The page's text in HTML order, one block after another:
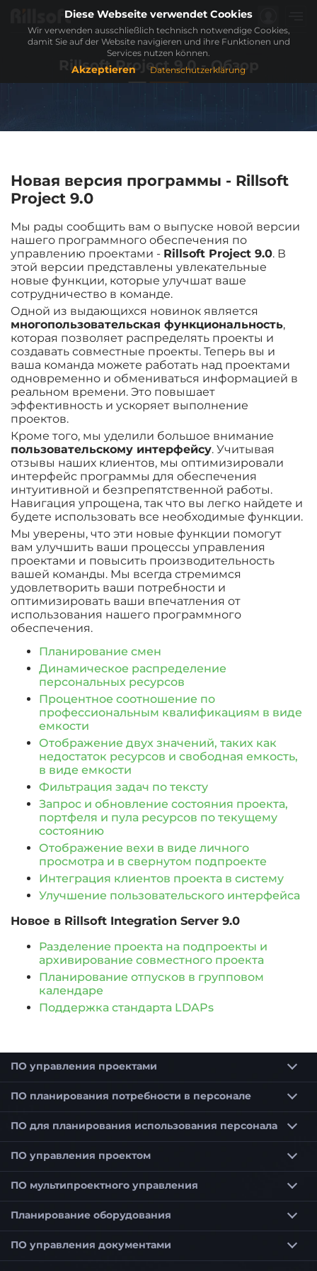
Rillsoft Project 9.0 - Обзор
Новая версия программы - Rillsoft
Project 9.0
Мы рады сообщить вам о выпуске новой версии
нашего программного обеспечения по
управлению проектами - Rillsoft Project 9.0. В
этой версии представлены увлекательные
новые функции, которые улучшат ваше
сотрудничество в команде.
Одной из выдающихся новинок является
многопользовательская функциональность,
которая позволяет распределять проекты и
создавать совместные проекты. Теперь вы и
ваша команда можете работать над проектами
одновременно и обмениваться информацией в
реальном времени. Это повышает
эффективность и ускоряет выполнение
проектов.
Кроме того, мы уделили большое внимание
пользовательскому интерфейсу. Учитывая
отзывы наших клиентов, мы оптимизировали
интерфейс программы для обеспечения
интуитивной и безпрепятственной работы.
Навигация упрощена, так что вы легко найдете и
будете использовать все необходимые функции.
Мы уверены, что эти новые функции помогут
вам улучшить ваши процессы управления
проектами и повысить производительность
вашей команды. Мы всегда стремимся
удовлетворить ваши потребности и
оптимизировать ваши впечатления от
использования нашего программного
обеспечения.
Планирование смен
Динамическое распределение
персональных ресурсов
Процентное соотношение по
профессиональным квалификациям в виде
емкости
Отображение двух значений, таких как
недостаток ресурсов и свободная емкость,
в виде емкости
Фильтрация задач по тексту
Запрос и обновление состояния проекта,
портфеля и пула ресурсов по текущему
состоянию
Отображение вехи в виде личного
просмотра и в свернутом подпроекте
Интеграция клиентов проекта в систему
Улучшение пользовательского интерфейса
Новое в Rillsoft Integration Server 9.0
Разделение проекта на подпроекты и
архивирование совместного проекта
Планирование отпусков в групповом
календаре
Поддержка стандарта LDAPs
ПО управления проектами
ПО планирования потребности в персонале
ПО для планирования использования персонала
ПО управления проектом
ПО мультипроектного управления
Планирование оборудования
ПО управления документами
Diese Webseite verwendet Cookies
Wir verwenden ausschließlich technisch notwendige Cookies,
damit Sie auf der Website navigieren und ihre Funktionen und
Services nutzen können.
Akzeptieren Datenschutzerklärung